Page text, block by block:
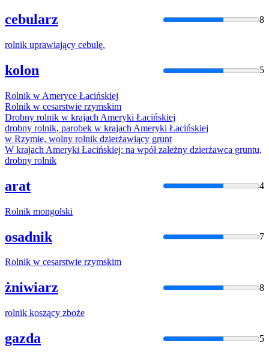
cebularz 8
rolnik uprawiający cebulę.
kolon 5
Rolnik w Ameryce Łacińskiej
Rolnik w cesarstwie rzymskim
Drobny rolnik w krajach Ameryki Łacińskiej
drobny rolnik, parobek w krajach Ameryki Łacińskiej
w Rzymie, wolny rolnik dzierżawiący grunt
W krajach Ameryki Łacińskiej: na wpół zależny dzierżawca gruntu,
drobny rolnik
arat 4
Rolnik mongolski
osadnik 7
Rolnik w cesarstwie rzymskim
żniwiarz 8
rolnik koszący zboże
gazda 5